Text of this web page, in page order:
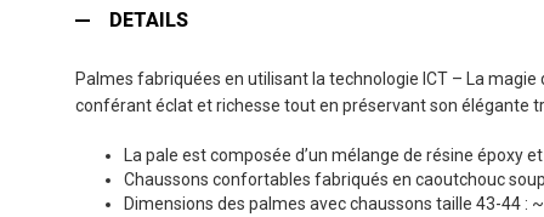
to
of
the
gallery
DETAILS
Palmes fabriquées en utilisant la technologie ICT – La
conférant éclat et richesse tout en préservant son élégante
La pale est composée d’un mélange de résine époxy
Chaussons confortables fabriqués en caoutchouc
Dimensions des palmes avec chaussons taille 43-44 :